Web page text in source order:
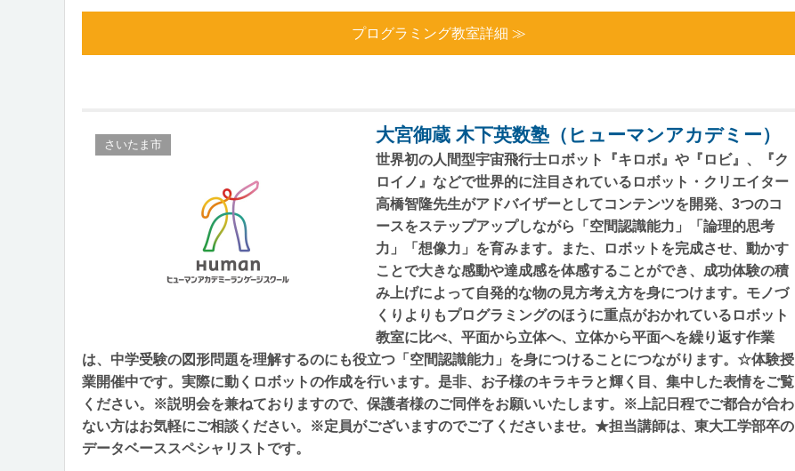
プログラミング教室詳細 ≫
さいたま市 大宮御蔵 木下英数塾（ヒューマンアカデミー）
世界初の人間型宇宙飛行士ロボット『キロボ』や『ロビ』、『ク
ロイノ』などで世界的に注目されているロボット・クリエイター
高橋智隆先生がアドバイザーとしてコンテンツを開発、3つのコ
ースをステップアップしながら「空間認識能力」「論理的思考
力」「想像力」を育みます。また、ロボットを完成させ、動かす
ことで大きな感動や達成感を体感することができ、成功体験の積
み上げによって自発的な物の見方考え方を身につけます。モノづ
くりよりもプログラミングのほうに重点がおかれているロボット
教室に比べ、平面から立体へ、立体から平面へを繰り返す作業
は、中学受験の図形問題を理解するのにも役立つ「空間認識能力」を身につけることにつながります。☆体験授
業開催中です。実際に動くロボットの作成を行います。是非、お子様のキラキラと輝く目、集中した表情をご覧
ください。※説明会を兼ねておりますので、保護者様のご同伴をお願いいたします。※上記日程でご都合が合わ
ない方はお気軽にご相談ください。※定員がございますのでご了くださいませ。★担当講師は、東大工学部卒の
データベーススペシャリストです。